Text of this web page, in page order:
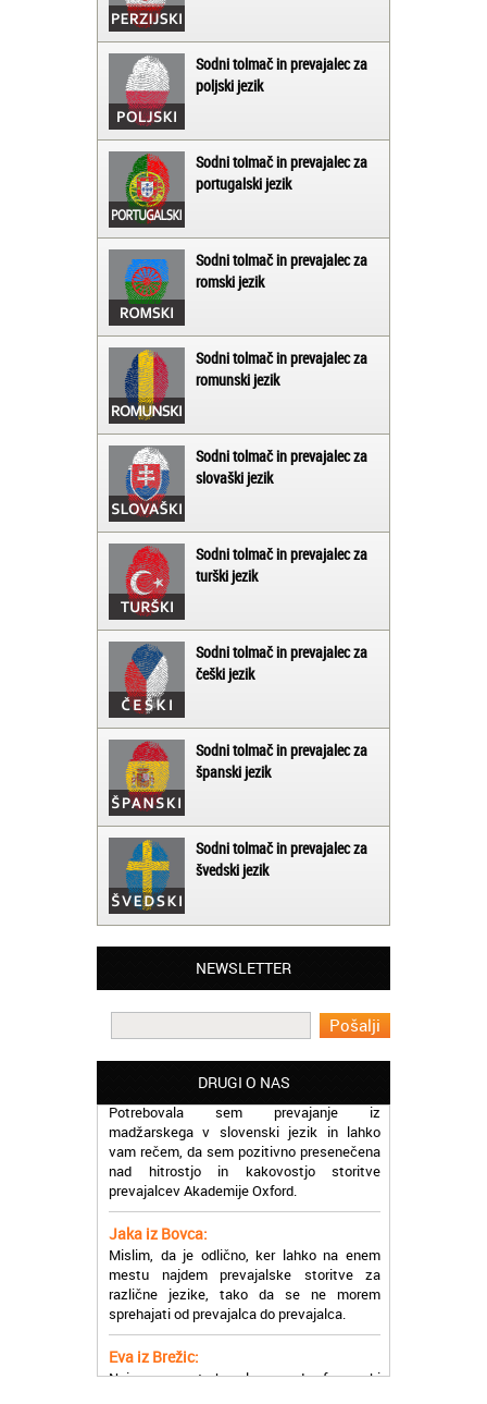
Sodni tolmač in prevajalec za
poljski jezik
Sodni tolmač in prevajalec za
portugalski jezik
Sodni tolmač in prevajalec za
romski jezik
Sodni tolmač in prevajalec za
romunski jezik
Sodni tolmač in prevajalec za
slovaški jezik
Sodni tolmač in prevajalec za
turški jezik
Sodni tolmač in prevajalec za
češki jezik
Sodni tolmač in prevajalec za
španski jezik
Sodni tolmač in prevajalec za
švedski jezik
NEWSLETTER
DRUGI O NAS
Matjaž iz Ajdovščine:
Lahko pohvalim vse zaposlene v Akademiji
Oxford, ker so resnično profesionalni in
prevajalske storitve opravljajo hitro in
Potrebovala sem prevajanje iz
madžarskega v slovenski jezik in lahko
vam rečem, da sem pozitivno presenečena
nad hitrostjo in kakovostjo storitve
prevajalcev Akademije Oxford.
Jaka iz Bovca:
Mislim, da je odlično, ker lahko na enem
mestu najdem prevajalske storitve za
različne jezike, tako da se ne morem
sprehajati od prevajalca do prevajalca.
Eva iz Brežic:
Nujno sem potrebovala prevod v francoski
jezik, na spletu sem našla Oxford, jih